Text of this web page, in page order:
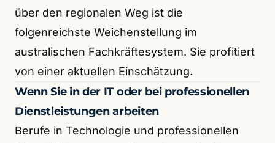
über den regionalen Weg ist die
folgenreichste Weichenstellung im
australischen Fachkräftesystem. Sie profitiert
von einer aktuellen Einschätzung.
Wenn Sie in der IT oder bei professionellen
Dienstleistungen arbeiten
Berufe in Technologie und professionellen